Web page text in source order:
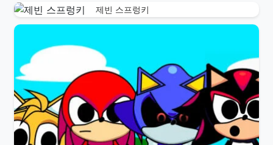
제빈 스프렁키